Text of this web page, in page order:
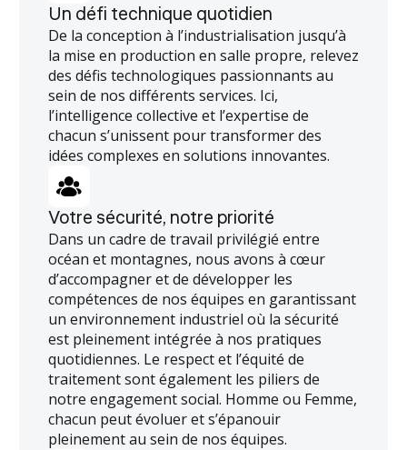
Un défi technique quotidien
De la conception à l’industrialisation jusqu’à
la mise en production en salle propre, relevez
des défis technologiques passionnants au
sein de nos différents services. Ici,
l’intelligence collective et l’expertise de
chacun s’unissent pour transformer des
idées complexes en solutions innovantes.
Votre sécurité, notre priorité
Dans un cadre de travail privilégié entre
océan et montagnes, nous avons à cœur
d’accompagner et de développer les
compétences de nos équipes en garantissant
un environnement industriel où la sécurité
est pleinement intégrée à nos pratiques
quotidiennes. Le respect et l’équité de
traitement sont également les piliers de
notre engagement social. Homme ou Femme,
chacun peut évoluer et s’épanouir
pleinement au sein de nos équipes.